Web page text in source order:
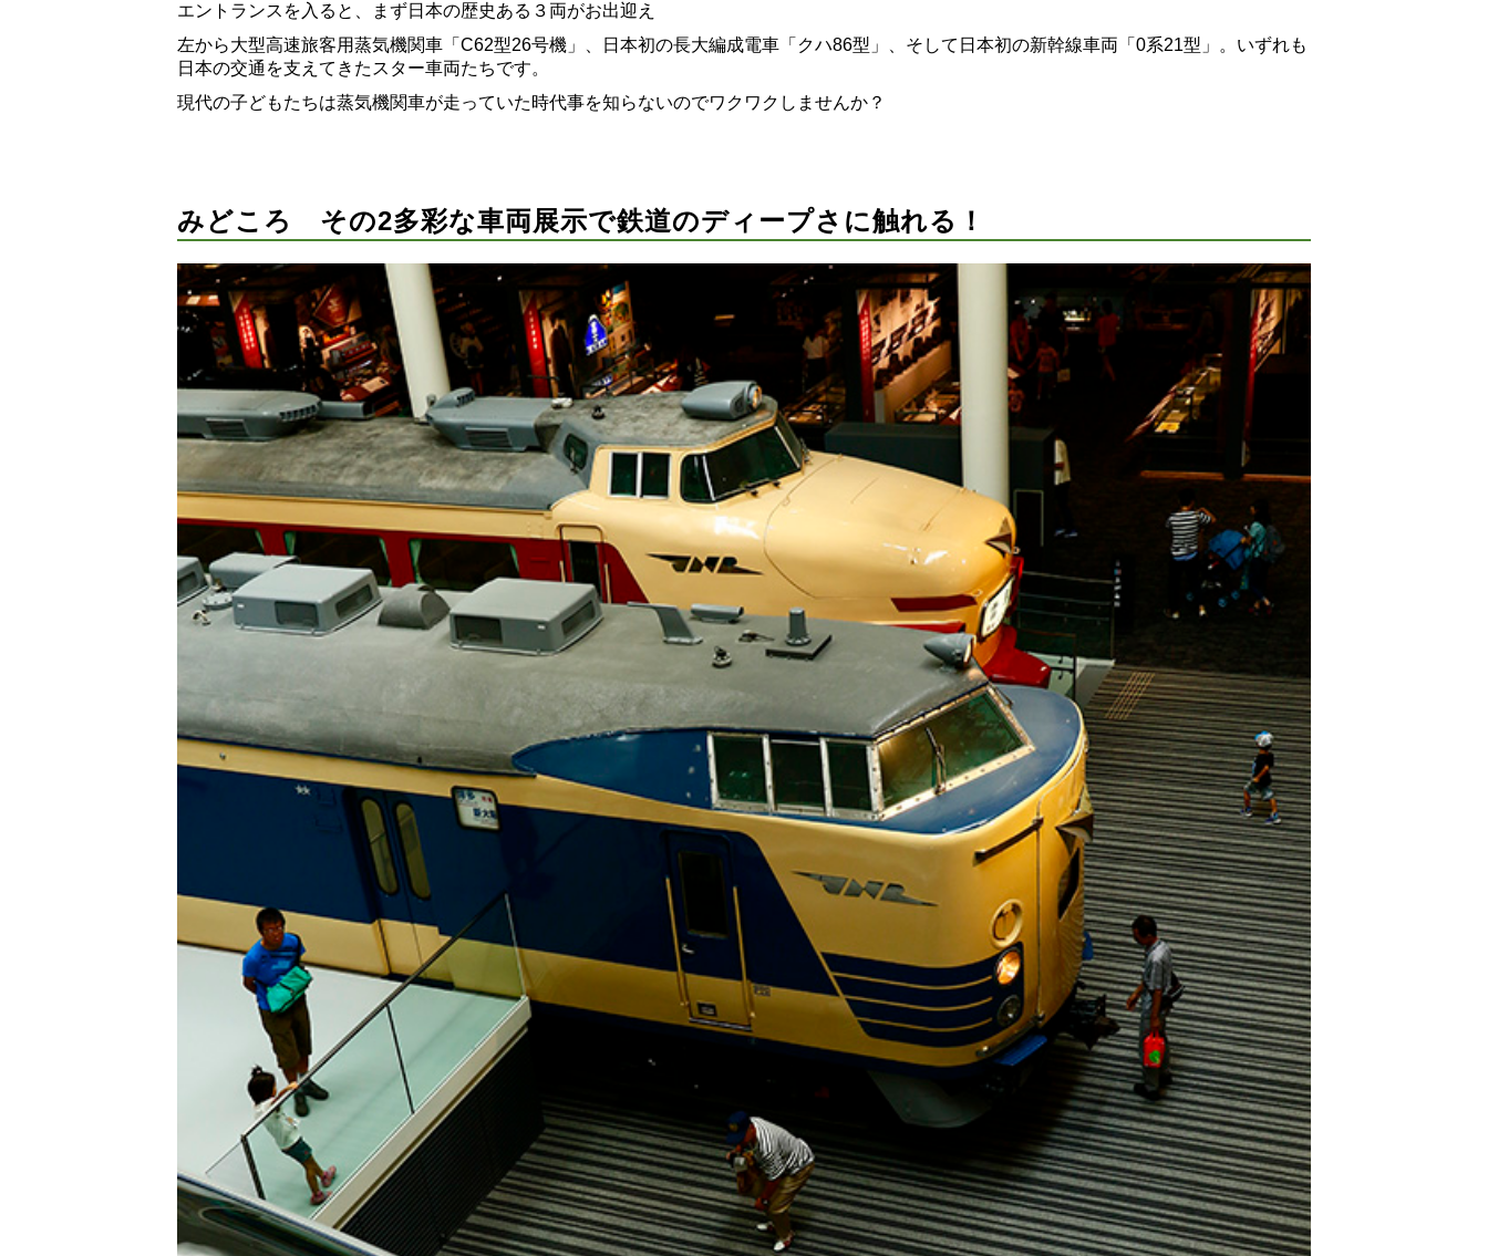
エントランスを入ると、まず日本の歴史ある３両がお出迎え
左から大型高速旅客用蒸気機関車「C62型26号機」、日本初の長大編成電車「クハ86型」、そして日本初の新幹線車両「0系21型」。いずれも
日本の交通を支えてきたスター車両たちです。
現代の子どもたちは蒸気機関車が走っていた時代事を知らないのでワクワクしませんか？
みどころ その2多彩な車両展示で鉄道のディープさに触れる！